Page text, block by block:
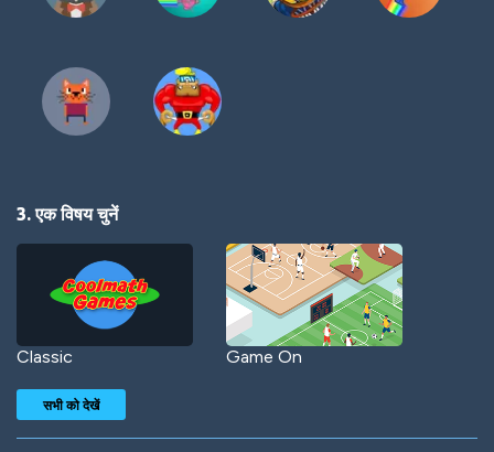
3. एक विषय चुनें
Classic Game On
सभी को देखें